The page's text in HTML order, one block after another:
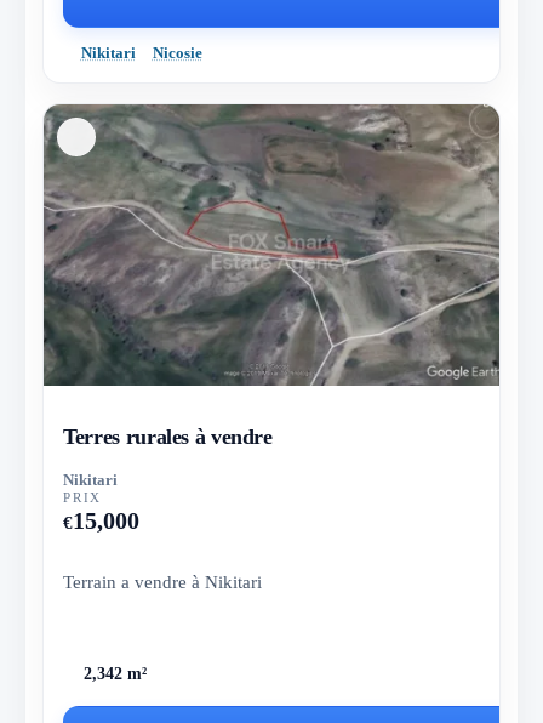
Nikitari Nicosie
Terres rurales à vendre
Nikitari
PRIX
€15,000
Terrain a vendre à Nikitari
2,342 m²